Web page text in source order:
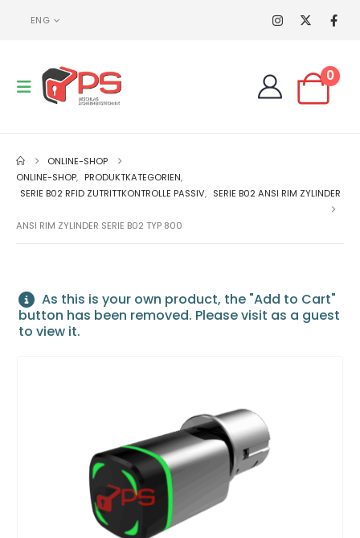
ENG
0
ONLINE-SHOP
ONLINE-SHOP, PRODUKTKATEGORIEN,
SERIE B02 RFID ZUTRITTKONTROLLE PASSIV, SERIE B02 ANSI RIM ZYLINDER
ANSI RIM ZYLINDER SERIE B02 TYP 800
As this is your own product, the "Add to Cart"
button has been removed. Please visit as a guest
to view it.